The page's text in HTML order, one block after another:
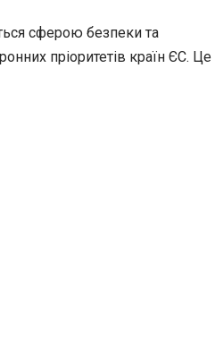
сферою безпеки та
пріоритетів країн ЄС. Це